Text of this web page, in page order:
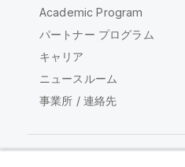
Academic Program
パートナー プログラム
キャリア
ニュースルーム
事業所 / 連絡先